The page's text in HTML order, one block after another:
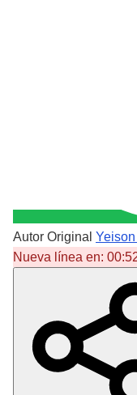
Autor Original
Nueva línea en: